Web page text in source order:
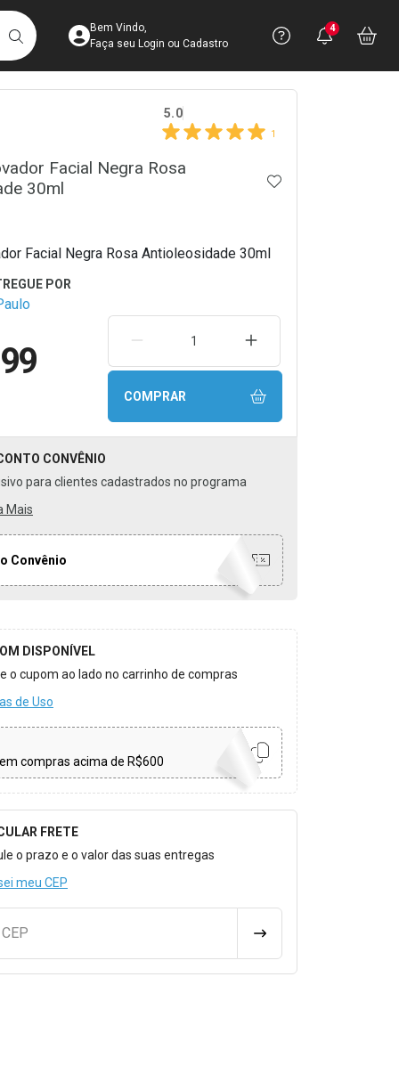
BUSCARAcesse sua Conta
Bem Vindo,
Faça seu Login ou Cadastro
Precisa
Ver Recursos
Você
4
5.0
1
Facial Negra Rosa
30ml
ADICIONAR AOS
Facial Negra Rosa Antioleosidade 30ml
REMOVER UMA UNIDADEAUMENTAR UMA
COMPRAR
CONVÊNIO
para clientes cadastrados no programa
Mais
Convênio
DISPONÍVEL
o cupom ao lado no carrinho de compras
de Uso
compras acima de R$600
para Calcular o Frete
FRETE
o prazo e o valor das suas entregas
meu CEP
CALCULAR FRETE